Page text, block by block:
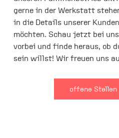
gerne in der Werkstatt
in die Details unserer
möchten. Schau jetzt bei
vorbei und finde heraus, ob
sein willst! Wir freuen uns
offene Stellen